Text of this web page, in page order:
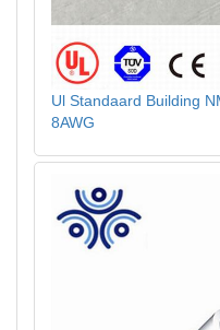
Ul Standaard Building
8AWG